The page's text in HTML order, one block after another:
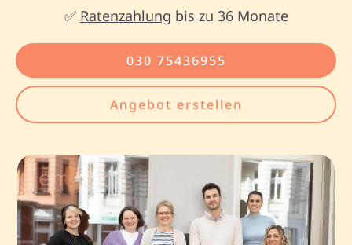
✅ Ratenzahlung bis zu 36 Monate
030 75436955
Angebot erstellen